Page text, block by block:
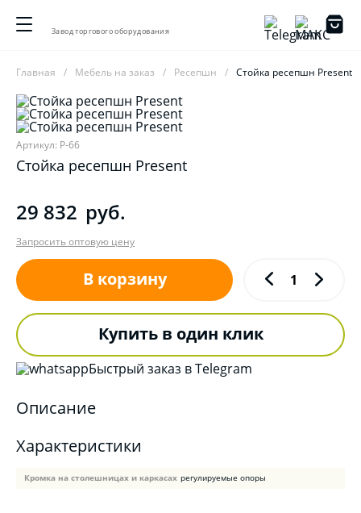
Завод торгового оборудования
Главная Мебель на заказ Ресепшн Стойка ресепшн Present
Артикул: P-66
Стойка ресепшн Present
29 832 руб.
Запросить оптовую цену
В корзину
Купить в один клик
Быстрый заказ в Telegram
Описание
Характеристики
Кромка на столешницах и каркасах регулируемые опоры